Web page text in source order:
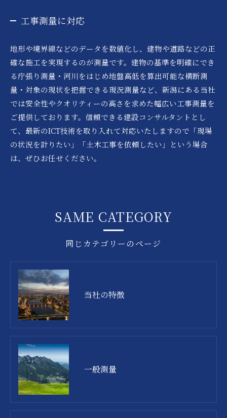
工事測量に対応
地形や境界線などのデータを数値化し、建物や道路などの正
確な施工を実現するのが測量です。建物の基準を明確にでき
る庁張り測量・河川をはじめ地盤高低を算出可能な横断測
量・対象の現状を把握できる現況測量など、新潟にある当社
では安全性やクオリティーの高さを求めた幅広い工事測量を
ご提供しております。信頼できる建設コンサルタントとし
て、最新のICT技術を取り入れて対応いたしますので「現場
の状況を計りたい」「土木工事を依頼したい」という場合
は、ぜひお任せください。
同じカテゴリーのページ
SAME CATEGORY
当社の特徴
一般測量